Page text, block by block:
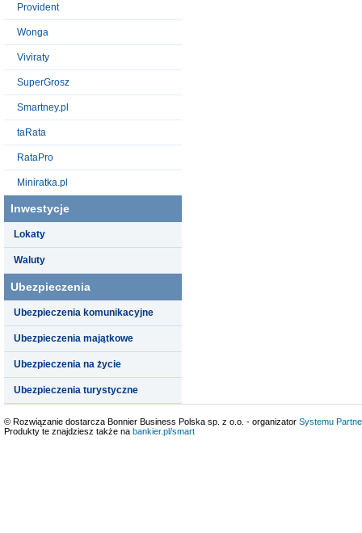
Provident
Wonga
Viviraty
SuperGrosz
Smartney.pl
taRata
RataPro
Miniratka.pl
Inwestycje
Lokaty
Waluty
Ubezpieczenia
Ubezpieczenia komunikacyjne
Ubezpieczenia majątkowe
Ubezpieczenia na życie
Ubezpieczenia turystyczne
© Rozwiązanie dostarcza Bonnier Business Polska sp. z o.o. - organizator Systemu
Produkty te znajdziesz także na bankier.pl/smart